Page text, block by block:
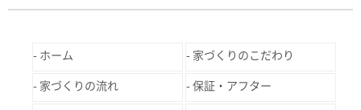
ホーム 家づくりのこだわり
家づくりの流れ 保証・アフター